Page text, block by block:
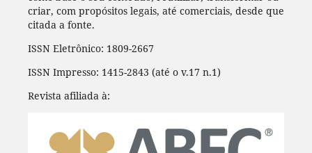
criar, com propósitos legais, até comerciais, desde que
citada a fonte.
ISSN Eletrônico: 1809-2667
ISSN Impresso: 1415-2843 (até o v.17 n.1)
Revista afiliada à: